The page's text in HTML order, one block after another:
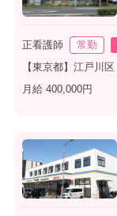
正看護師 常勤
【東京都】江戸川区
月給 400,000円